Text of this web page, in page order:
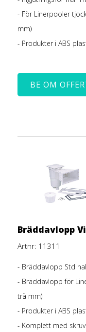
- För Linerpooler
mm)
- Produkter i ABS
BE OM
Bräddavlopp
Artnr: 11311
- Bräddavlopp Std
- Bräddavlopp för
trä mm)
- Produkter i ABS
- Komplett med